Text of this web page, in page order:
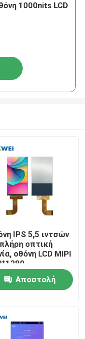
1000nits LCD
IPS 5,5 ιντσών
οπτική
οθόνη LCD MIPI
Αποστολή